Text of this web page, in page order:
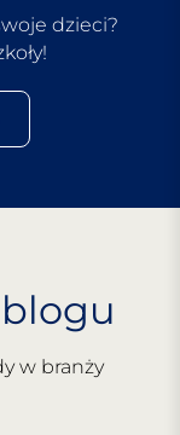
dzieci?
w branży